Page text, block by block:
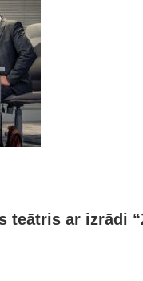
teātris ar izrādi